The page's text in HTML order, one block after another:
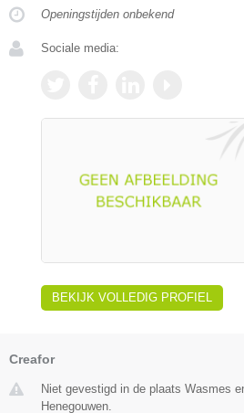
Openingstijden onbekend
Sociale media:
BEKIJK VOLLEDIG PROFIEL
Creafor
Niet gevestigd in de plaats Wasmes
Henegouwen.